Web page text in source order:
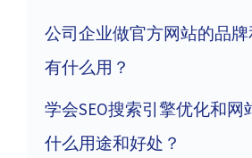
公司企业做官方网站的品
有什么用？
学会SEO搜索引擎优化和网
什么用途和好处？